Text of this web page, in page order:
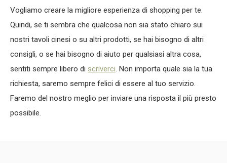
Vogliamo creare la migliore esperienza di shopping per te.
Quindi, se ti sembra che qualcosa non sia stato chiaro sui
nostri tavoli cinesi o su altri prodotti, se hai bisogno di altri
consigli, o se hai bisogno di aiuto per qualsiasi altra cosa,
sentiti sempre libero di scriverci. Non importa quale sia la tua
richiesta, saremo sempre felici di essere al tuo servizio.
Faremo del nostro meglio per inviare una risposta il più presto
possibile.